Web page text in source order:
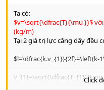
Ta có:
$v=\sqrt{\dfrac{T}{\mu }}$
(kg/m)
Tại 2 giá trị lực căng dây đều
$l=\dfrac{k.v_{1}}{2f}=\left(k-
Click